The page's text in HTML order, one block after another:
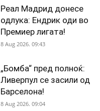
Реал Мадрид донесе
одлука: Ендрик оди во
Премиер лигата!
8 Aug 2026. 09:43
„Бомба“ пред полноќ:
Ливерпул се засили од
Барселона!
8 Aug 2026. 09:04